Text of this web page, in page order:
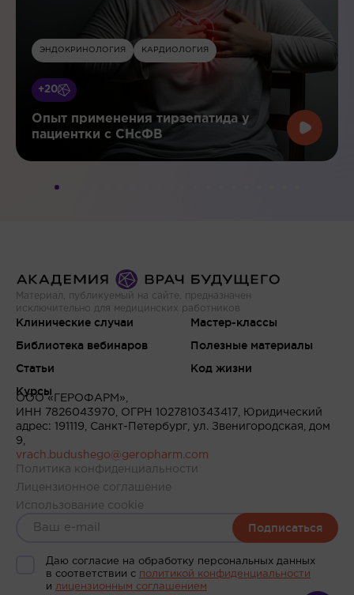
ЭНДОКРИНОЛОГИЯ КАРДИОЛОГИЯ
+20
Опыт применения тирзепатида у
пациентки с СНсФВ
Материал, публикуемый на сайте, предназначен
исключительно для медицинских работников
Клинические случаи
Библиотека вебинаров
Статьи
Курсы
Мастер-классы
Полезные материалы
Код жизни
ООО «ГЕРОФАРМ»,
ИНН 7826043970, ОГРН 1027810343417, Юридический
адрес: 191119, Санкт-Петербург, ул. Звенигородская, дом
9,
vrach.budushego@geropharm.com
Политика конфиденциальности
Лицензионное соглашение
Использование cookie
Подписаться
Даю согласие на обработку персональных данных
в соответствии c политикой конфиденциальности
и лицензионным соглашением